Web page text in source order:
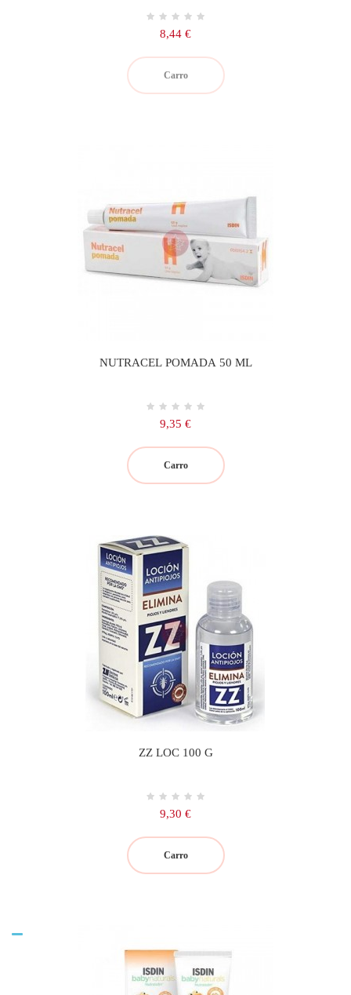
Precio
8,44 €
Carro
NUTRACEL POMADA 50 ML
Precio
9,35 €
Carro
ZZ LOC 100 G
Precio
9,30 €
Carro